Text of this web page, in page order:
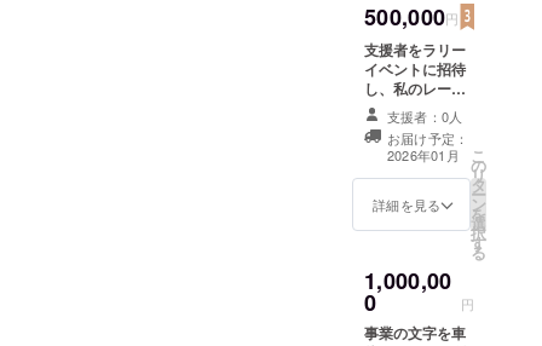
ズ：小（15x10
ｃｍ程度） ・支
援時、必ず備考
欄に希望される
お名前をご記入
ください。(備考
欄記入必須)
500,000円
支援者をラリー
イベントに招待
し、私のレース
を現地で観戦で
きる体験を提
供。支援者に感
謝の気持ちを込
めたメッセージ
を送り、支援者
たします。 ・日
時：まだ細かい
日時などはわか
らないのです
支援者：0人
お届け予定：
2026年01月
詳細を見る
こ
の
リ
タ
ー
ン
を
選
択
す
る
1,000,00
0 円
事業の文字を車